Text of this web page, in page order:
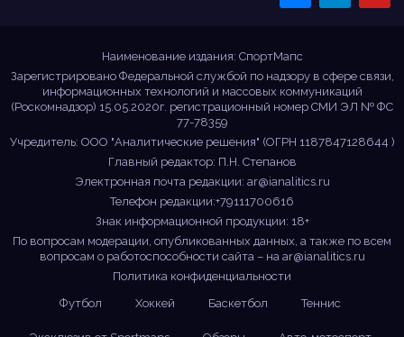
Наименование издания: СпортМапс
Зарегистрировано Федеральной службой по надзору в сфере связи,
информационных технологий и массовых коммуникаций
(Роскомнадзор) 15.05.2020г. регистрационный номер СМИ ЭЛ № ФС
77-78359
Учредитель: ООО "Аналитические решения" (ОГРН 1187847128644 )
Главный редактор: П.Н. Степанов
Электронная почта редакции: ar@ianalitics.ru
Телефон редакции:+79111700616
Знак информационной продукции: 18+
По вопросам модерации, опубликованных данных, а также по всем
вопросам о работоспособности сайта – на ar@ianalitics.ru
Политика конфиденциальности
Футбол
Хоккей Баскетбол Теннис